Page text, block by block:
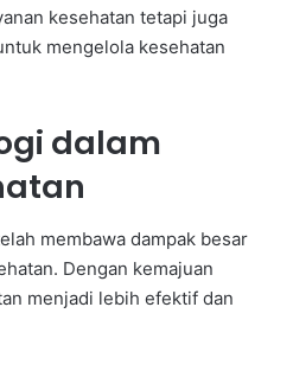
kesehatan tetapi juga
mengelola kesehatan
dalam
membawa dampak besar
Dengan kemajuan
menjadi lebih efektif dan